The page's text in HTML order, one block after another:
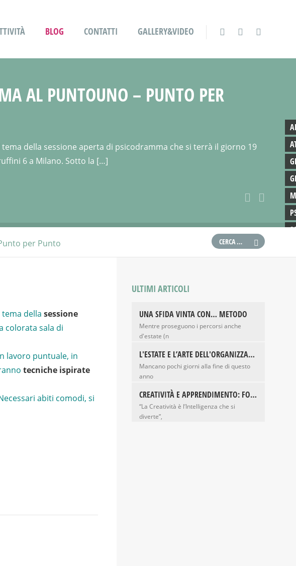
BLOG CONTATTI GALLERY&VIDEO
AL PUNTOUNO – PUNTO PER
della sessione aperta di psicodramma che si terrà il giorno 19
6 a Milano. Sotto la […]
per Punto
tema della sessione
colorata sala di
lavoro puntuale, in
tecniche ispirate
abiti comodi, si
ULTIMI ARTICOLI
UNA SFIDA VINTA CON… METODO
Mentre proseguono i percorsi anche
d'estate (n
L'ESTATE E L’ARTE DELL'ORGANIZZAZIONE TRA GLI 8 E I 16 ANNI
Mancano pochi giorni alla fine di questo
anno
CREATIVITÀ E APPRENDIMENTO: FORSE NON SAPEVI CHE...
“La Creatività è l’Intelligenza che si
diverte”,